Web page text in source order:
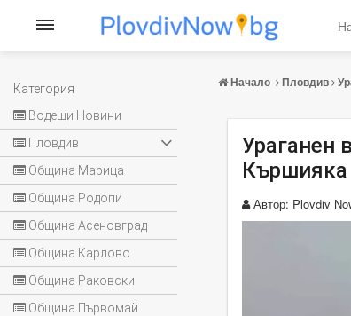
Категория
Водещи Новини
Пловдив
Община Марица
Община Родопи
Община Асеновград
Община Карлово
Община Раковски
Община Първомай
Начало Пловдив
Ураганен
Кършияка
Автор: Plovdiv